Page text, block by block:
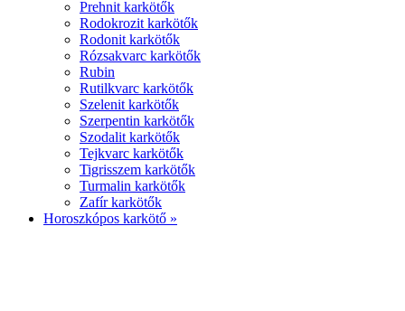
Prehnit karkötők
Rodokrozit karkötők
Rodonit karkötők
Rózsakvarc karkötők
Rubin
Rutilkvarc karkötők
Szelenit karkötők
Szerpentin karkötők
Szodalit karkötők
Tejkvarc karkötők
Tigrisszem karkötők
Turmalin karkötők
Zafír karkötők
Horoszkópos karkötő »